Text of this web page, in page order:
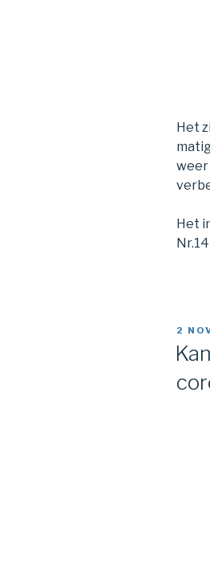
Het
weer
Het
2